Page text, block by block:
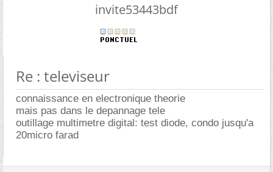
invite53443bdf
Re : televiseur
connaissance en electronique theorie
mais pas dans le depannage tele
outillage multimetre digital: test diode, condo jusqu'a
20micro farad